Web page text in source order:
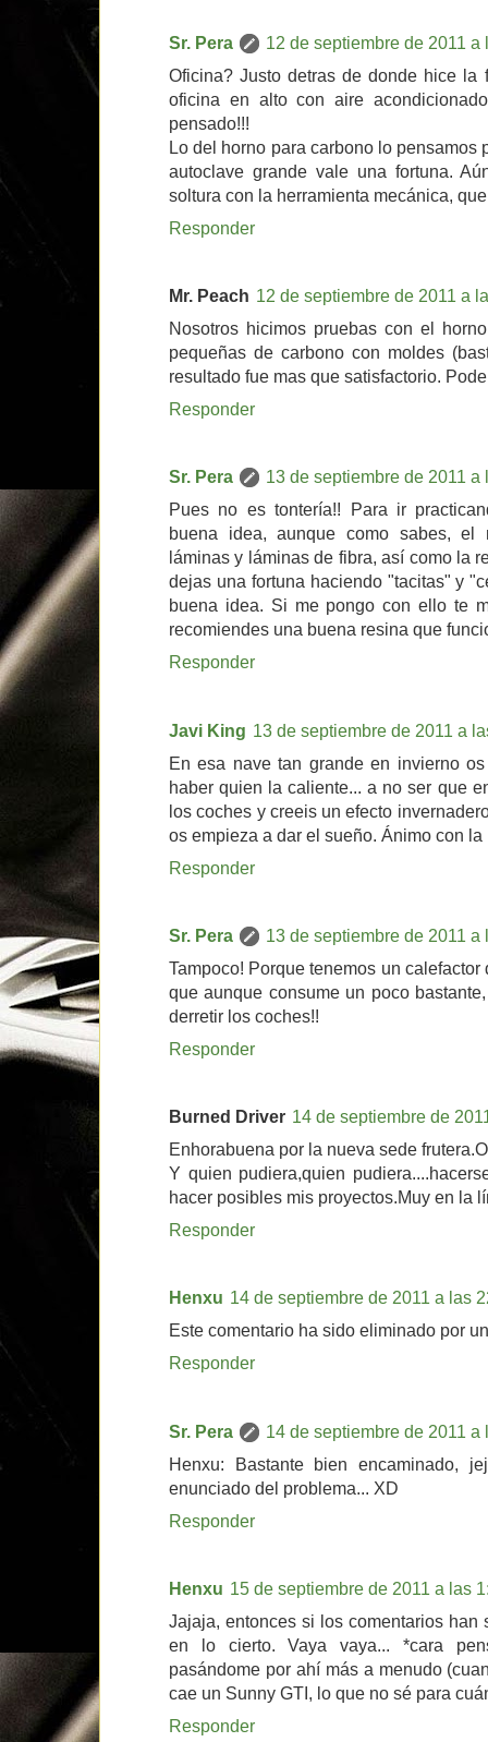
Sr. Pera
12 de septiembre de 2011 a
Oficina? Justo detras de donde hice la
oficina en alto con aire
pensado!!!
Lo del horno para carbono lo pensamos
autoclave grande vale una fortuna.
soltura con la herramienta mecánica,
Responder
Mr. Peach 12 de septiembre de 2011 a
Nosotros hicimos pruebas con el
pequeñas de carbono con moldes
resultado fue mas que satisfactorio.
Responder
Sr. Pera
13 de septiembre de 2011 a
Pues no es tontería!! Para ir
buena idea, aunque como sabes,
láminas y láminas de fibra, así como la
dejas una fortuna haciendo "tacitas" y
buena idea. Si me pongo con ello te
recomiendes una buena resina que
Responder
Javi King 13 de septiembre de 2011 a
En esa nave tan grande en invierno
haber quien la caliente... a no ser que
los coches y creeis un efecto
os empieza a dar el sueño. Ánimo con
Responder
Sr. Pera
13 de septiembre de 2011 a
Tampoco! Porque tenemos un
que aunque consume un poco
derretir los coches!!
Responder
Burned Driver 14 de septiembre de
Enhorabuena por la nueva sede
Y quien pudiera,quien
hacer posibles mis proyectos.Muy en la
Responder
Henxu 14 de septiembre de 2011 a las
Este comentario ha sido eliminado por
Responder
Sr. Pera
14 de septiembre de 2011 a
Henxu: Bastante bien encaminado,
enunciado del problema... XD
Responder
Henxu 15 de septiembre de 2011 a las
Jajaja, entonces si los comentarios han
en lo cierto. Vaya vaya... *cara
pasándome por ahí más a menudo
cae un Sunny GTI, lo que no sé para
Responder